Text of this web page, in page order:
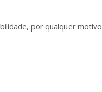
por qualquer